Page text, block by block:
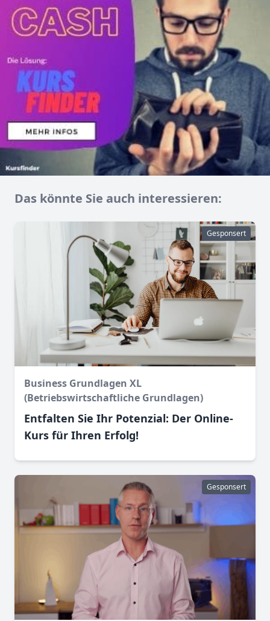
Das könnte Sie auch interessieren:
Gesponsert
Business Grundlagen XL
(Betriebswirtschaftliche Grundlagen)
Entfalten Sie Ihr Potenzial: Der Online-
Kurs für Ihren Erfolg!
Gesponsert